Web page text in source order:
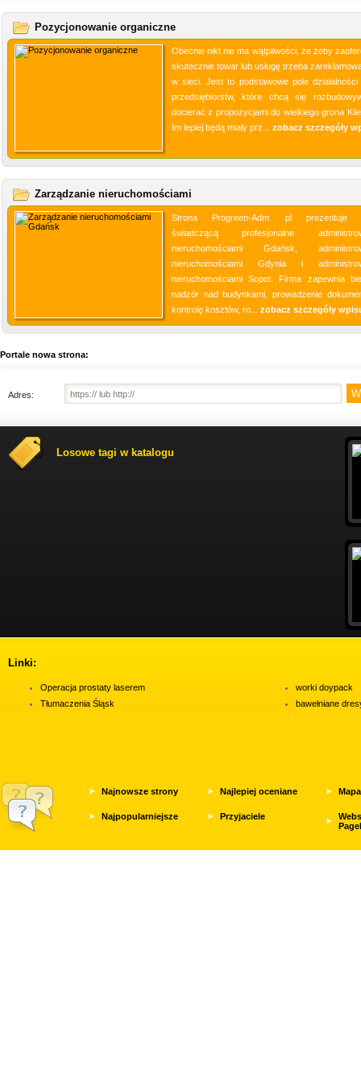
Pozycjonowanie organiczne
Obecnie nikt nie ma wątpliwości, że żeby
skutecznie towar lub usługę trzeba
w sieci. Jest to podstawowe pole działalności
przedsiębiorstw, które chcą się
docierać z propozycjami do wielkiego grona
Im lepiej będą miały prz... zobacz szczegóły
Zarządzanie nieruchomościami
Strona Progreen-Adm. pl prezentuje
świadczącą profesjonalne
nieruchomościami Gdańsk,
nieruchomościami Gdynia i
nieruchomościami Sopot. Firma zapewnia
nadzór nad budynkami, prowadzenie
kontrolę kosztów, ro... zobacz szczegóły
Portale nowa strona:
Adres:
Losowe tagi w katalogu
Linki:
Operacja prostaty laserem
Tłumaczenia Śląsk
worki doypack
bawełniane
Najnowsze strony Najlepiej oceniane
Najpopularniejsze Przyjaciele